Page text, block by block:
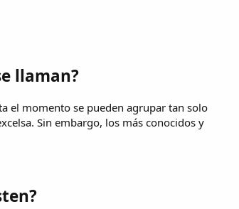
llaman?
el momento se pueden agrupar tan solo
Sin embargo, los más conocidos y